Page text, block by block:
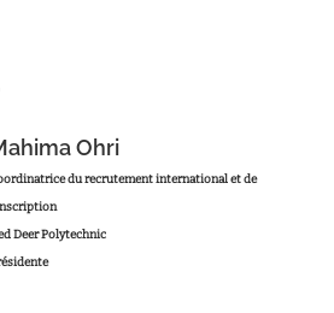
Ohri
du recrutement international et de
Deer Polytechnic